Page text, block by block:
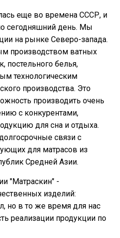
еще во времена СССР, и
сегодняшний день. Мы
на рынке Северо-запада.
производством ватных
постельного белья,
технологическим
производства. Это
производить очень
с конкурентами,
для сна и отдыха.
связи с
для матрасов из
Средней Азии.
"Матраскин" -
изделий:
но в то же время для нас
реализации продукции по